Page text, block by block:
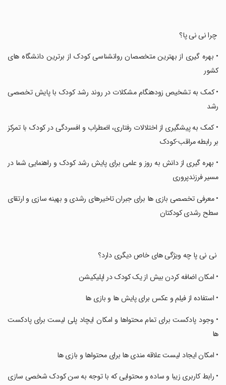
‏ چرا نی نی پا؟
‏• بهره گیری از بهترین متخصصان روانشناسی کودک از برترین دانشگاه های
کشور
‏• کمک به تشخیص زودهنگام مشکلات در روند رشد کودک با پایش تخصصی
رشد
‏• کمک به پیشگیری از اختلالات رفتاری، اضطراب و افسردگی در کودک با تمرکز
بر رابطه مراقب-کودک
‏• بهره گیری از دانش به روز و علمی برای پایش رشد کودک و راهنمایی شما در
مسیر فرزندپروری
‏• معرفی تخصصی بازی ها برای جبران تاخیرهای رشدی و بهینه سازی و ارتقای
سطح رشدی کودکتان
‏ نی نی پا چه ویژگی های خاص دیگری دارد؟
‏• امکان اضافه کردن بیش از یک کودک در اپلیکیشن
‏• استفاده از فیلم و عکس برای پایش ها و بازی ها
‏• وجود پادکست برای تمام محتواها و امکان ایچاد پلی لیست برای پادکست
ها
‏• امکان ایجاد لیست علاقه مندی ها برای محتواها و بازی ها
‏• رابط کاربری زیبا و ساده و محتوایی که با توجه به سن کودک شخصی سازی